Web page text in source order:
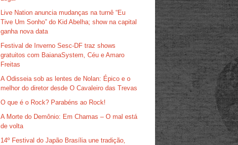
Live Nation anuncia mudanças na turnê “Eu
Tive Um Sonho” do Kid Abelha; show na capital
ganha nova data
Festival de Inverno Sesc-DF traz shows
gratuitos com BaianaSystem, Céu e Amaro
Freitas
A Odisseia sob as lentes de Nolan: Épico e o
melhor do diretor desde O Cavaleiro das Trevas
O que é o Rock? Parabéns ao Rock!
A Morte do Demônio: Em Chamas – O mal está
de volta
14º Festival do Japão Brasília une tradição,